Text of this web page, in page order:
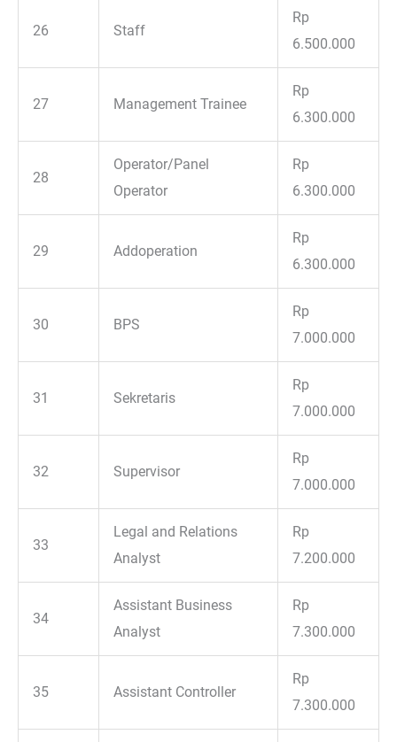
26 Staff
Rp
6.500.000
27 Management Trainee
Rp
6.300.000
28
Operator/Panel
Operator
Rp
6.300.000
29 Addoperation
Rp
6.300.000
30 BPS
Rp
7.000.000
31 Sekretaris
Rp
7.000.000
32 Supervisor
Rp
7.000.000
33
Legal and Relations
Analyst
Rp
7.200.000
34
Assistant Business
Analyst
Rp
7.300.000
35 Assistant Controller
Rp
7.300.000